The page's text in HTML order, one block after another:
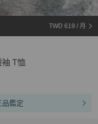
TWD 619 / 月
袖 T恤
鑑定